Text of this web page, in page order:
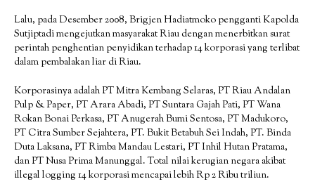
Lalu, pada Desember 2008, Brigjen Hadiatmoko pengganti Kapolda
Sutjiptadi mengejutkan masyarakat Riau dengan menerbitkan surat
perintah penghentian penyidikan terhadap 14 korporasi yang terlibat
dalam pembalakan liar di Riau.
Korporasinya adalah PT Mitra Kembang Selaras, PT Riau Andalan
Pulp & Paper, PT Arara Abadi, PT Suntara Gajah Pati, PT Wana
Rokan Bonai Perkasa, PT Anugerah Bumi Sentosa, PT Madukoro,
PT Citra Sumber Sejahtera, PT. Bukit Betabuh Sei Indah, PT. Binda
Duta Laksana, PT Rimba Mandau Lestari, PT Inhil Hutan Pratama,
dan PT Nusa Prima Manunggal. Total nilai kerugian negara akibat
illegal logging 14 korporasi mencapai lebih Rp 2 Ribu triliun.